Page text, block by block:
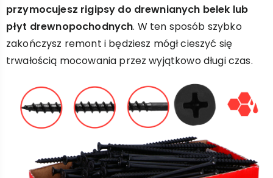
przymocujesz rigipsy do drewnianych belek lub
płyt drewnopochodnych. W ten sposób szybko
zakończysz remont i będziesz mógł cieszyć się
trwałością mocowania przez wyjątkowo długi czas.